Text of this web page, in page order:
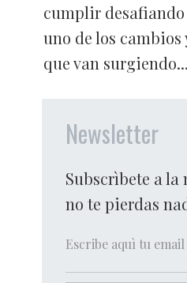
cumplir desafiando
uno de los cambios
que van surgiendo...
Newsletter
Subscrìbete a la
no te pierdas